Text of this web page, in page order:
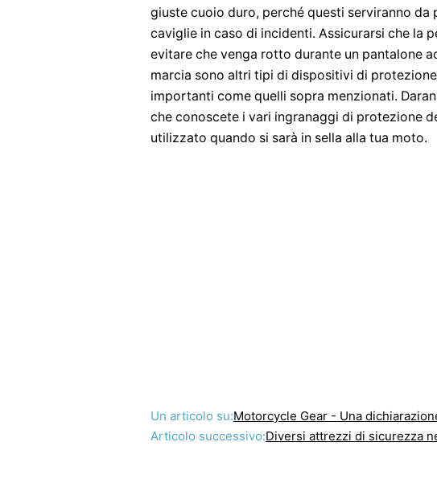
giuste cuoio duro, perché questi serviranno da
caviglie in caso di incidenti. Assicurarsi che la
evitare che venga rotto durante un pantalone
marcia sono altri tipi di dispositivi di
importanti come quelli sopra menzionati.
che conoscete i vari ingranaggi di protezione
utilizzato quando si sarà in sella alla tua moto.
Un articolo su:Motorcycle Gear - Una
Articolo successivo:Diversi attrezzi di sicurezza